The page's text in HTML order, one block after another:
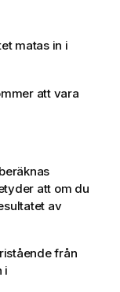
matas in i
att vara
att om du
av
från
i